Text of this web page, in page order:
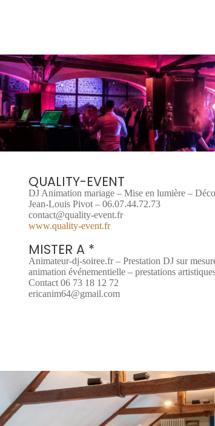
QUALITY-EVENT
DJ Animation mariage – Mise en lumière –
Jean-Louis Pivot – 06.07.44.72.73
contact@quality-event.fr
www.quality-event.fr
MISTER A *
Animateur-dj-soiree.fr – Prestation DJ sur
animation événementielle – prestations
Contact 06 73 18 12 72
ericanim64@gmail.com